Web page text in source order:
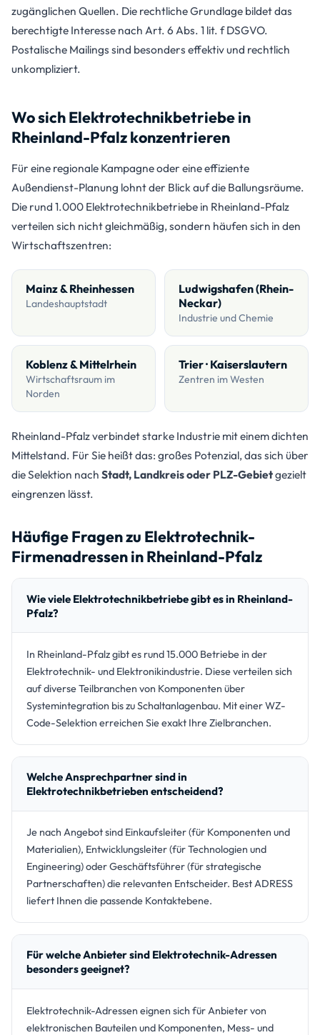
zugänglichen Quellen. Die rechtliche Grundlage bildet das
berechtigte Interesse nach Art. 6 Abs. 1 lit. f DSGVO.
Postalische Mailings sind besonders effektiv und rechtlich
unkompliziert.
Wo sich Elektrotechnikbetriebe in
Rheinland-Pfalz konzentrieren
Für eine regionale Kampagne oder eine effiziente
Außendienst-Planung lohnt der Blick auf die Ballungsräume.
Die rund 1.000 Elektrotechnikbetriebe in Rheinland-Pfalz
verteilen sich nicht gleichmäßig, sondern häufen sich in den
Wirtschaftszentren:
Mainz & Rheinhessen
Landeshauptstadt
Ludwigshafen (Rhein-
Neckar)
Industrie und Chemie
Koblenz & Mittelrhein
Wirtschaftsraum im
Norden
Trier · Kaiserslautern
Zentren im Westen
Rheinland-Pfalz verbindet starke Industrie mit einem dichten
Mittelstand. Für Sie heißt das: großes Potenzial, das sich über
die Selektion nach Stadt, Landkreis oder PLZ-Gebietgezielt
eingrenzen lässt.
Häufige Fragen zu Elektrotechnik-
Firmenadressen in Rheinland-Pfalz
Wie viele Elektrotechnikbetriebe gibt es in Rheinland-
Pfalz?
In Rheinland-Pfalz gibt es rund 15.000 Betriebe in der
Elektrotechnik- und Elektronikindustrie. Diese verteilen sich
auf diverse Teilbranchen von Komponenten über
Systemintegration bis zu Schaltanlagenbau. Mit einer WZ-
Code-Selektion erreichen Sie exakt Ihre Zielbranchen.
Welche Ansprechpartner sind in
Elektrotechnikbetrieben entscheidend?
Je nach Angebot sind Einkaufsleiter (für Komponenten und
Materialien), Entwicklungsleiter (für Technologien und
Engineering) oder Geschäftsführer (für strategische
Partnerschaften) die relevanten Entscheider. Best ADRESS
liefert Ihnen die passende Kontaktebene.
Für welche Anbieter sind Elektrotechnik-Adressen
besonders geeignet?
Elektrotechnik-Adressen eignen sich für Anbieter von
elektronischen Bauteilen und Komponenten, Mess- und